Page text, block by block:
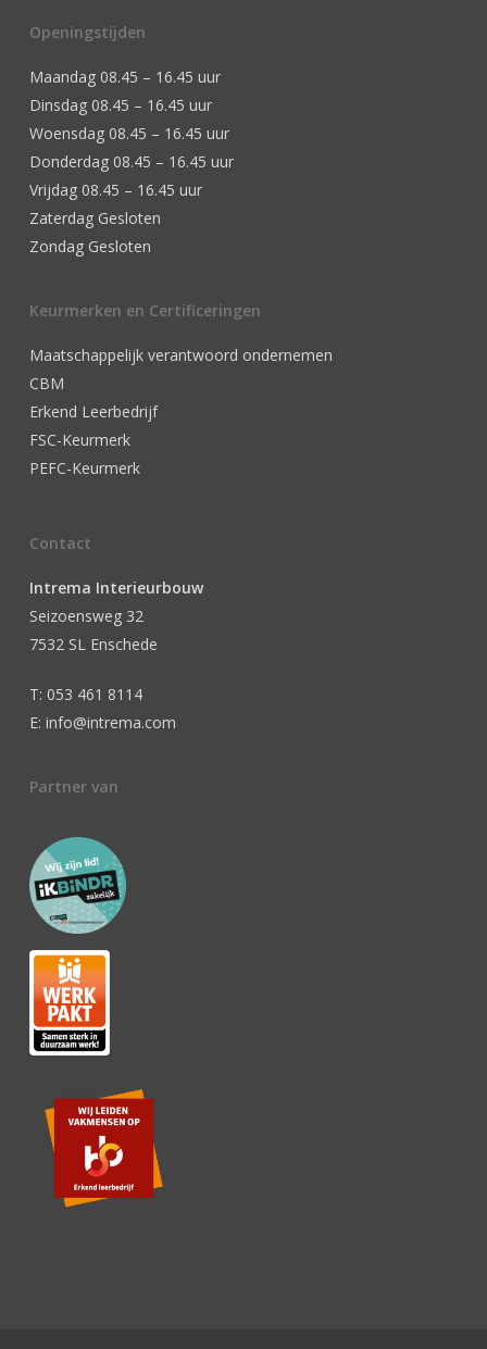
Openingstijden
Maandag 08.45 – 16.45 uur
Dinsdag 08.45 – 16.45 uur
Woensdag 08.45 – 16.45 uur
Donderdag 08.45 – 16.45 uur
Vrijdag 08.45 – 16.45 uur
Zaterdag Gesloten
Zondag Gesloten
Keurmerken en Certificeringen
Maatschappelijk verantwoord ondernemen
CBM
Erkend Leerbedrijf
FSC-Keurmerk
PEFC-Keurmerk
Contact
Intrema Interieurbouw
Seizoensweg 32
7532 SL Enschede
T: 053 461 8114
E: info@intrema.com
Partner van